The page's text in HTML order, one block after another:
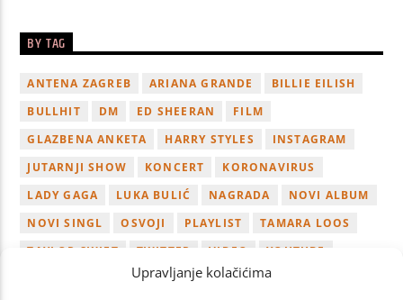
Upravljanje kolačićima
BY TAG
ANTENA ZAGREB ARIANA GRANDE
BILLIE EILISH
BULLHIT
DM ED SHEERAN
FILM
GLAZBENA ANKETA
HARRY STYLES
INSTAGRAM
JUTARNJI SHOW
KONCERT
KORONAVIRUS
LADY GAGA
LUKA BULIĆ NAGRADA
NOVI ALBUM
NOVI SINGL
OSVOJI PLAYLIST
TAMARA LOOS
TAYLOR SWIFT
TWITTER VIDEO
YOUTUBE